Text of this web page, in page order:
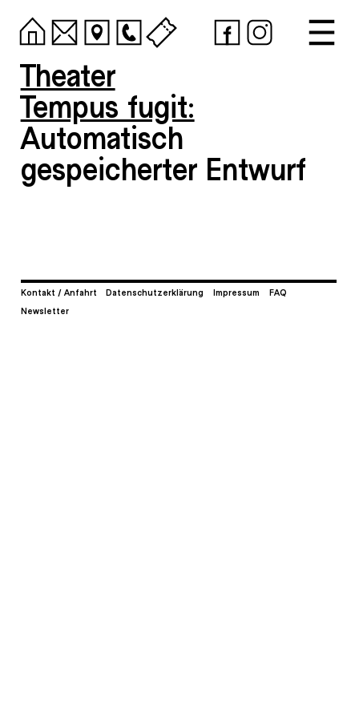
Theater
Tempus fugit:
Automatisch
gespeicherter Entwurf
Kontakt / Anfahrt Datenschutzerklärung Impressum
FAQ
Newsletter